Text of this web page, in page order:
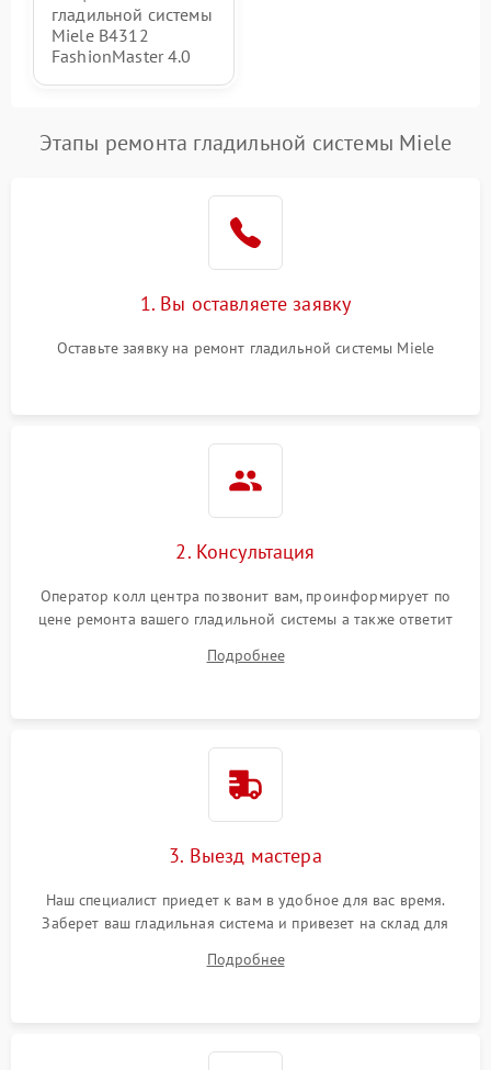
гладильной системы
Miele B4312
FashionMaster 4.0
Этапы ремонта гладильной системы Miele
1. Вы оставляете заявку
Оставьте заявку на ремонт гладильной системы Miele
2. Консультация
Оператор колл центра позвонит вам, проинформирует по
цене ремонта вашего гладильной системы а также ответит
Подробнее
3. Выезд мастера
Наш специалист приедет к вам в удобное для вас время.
Заберет ваш гладильная система и привезет на склад для
Подробнее